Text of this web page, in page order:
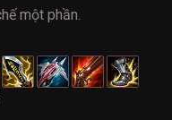
một phần.